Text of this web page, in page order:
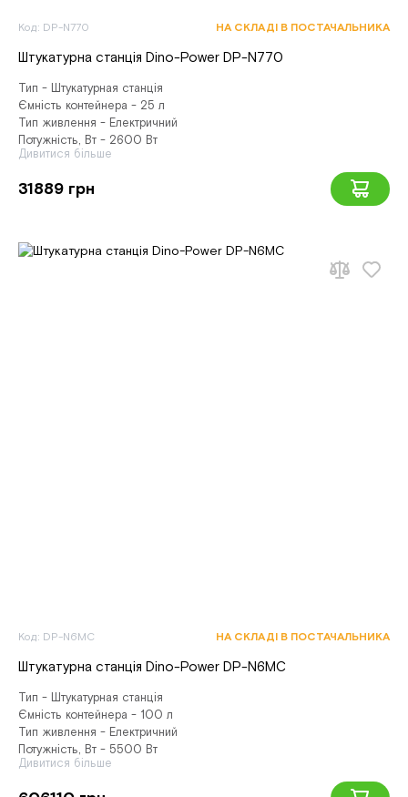
Код: DP-N770 НА СКЛАДІ В ПОСТАЧАЛЬНИКА
Штукатурна станція Dino-Power DP-N770
Тип - Штукатурная станція
Ємність контейнера - 25 л
Тип живлення - Електричний
Потужність, Вт - 2600 Вт
Дивитися більше
31889 грн
Код: DP-N6MC НА СКЛАДІ В ПОСТАЧАЛЬНИКА
Штукатурна станція Dino-Power DP-N6MC
Тип - Штукатурная станція
Ємність контейнера - 100 л
Тип живлення - Електричний
Потужність, Вт - 5500 Вт
Дивитися більше